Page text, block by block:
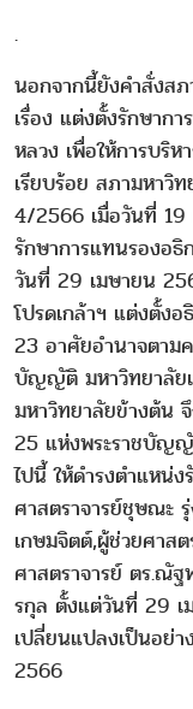
.
นอกจากนี้ยังคำสั่งส
เรื่อง แต่งตั้งรักษาก
หลวง เพื่อให้การบริห
เรียบร้อย สภามหาวิ
4/2566 เมื่อวันที่ 19
รักษาการแทนรองอธิ
วันที่ 29 เมษายน
โปรดเกล้าฯ แต่งตั้งอ
23 อาศัยอำนาจตาม
บัญญัติ มหาวิทยาลัย
มหาวิทยาลัยข้างต้น
25 แห่งพระราชบัญ
ไปนี้ ให้ดำรงตำแหน่
ศาสตราจารย์ชุษณะ
เกษมจิตต์,ผู้ช่วยศาส
ศาสตราจารย์ ตร.ณั
รกุล ตั้งแต่วันที่ 29 เ
เปลี่ยนแปลงเป็นอย่
2566